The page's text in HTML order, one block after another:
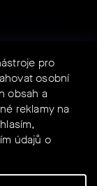
pro
osobní
obsah a
reklamy na
údajů o